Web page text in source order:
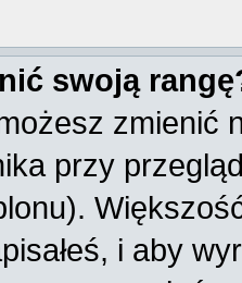
swoją
zmienić
przy
i aby